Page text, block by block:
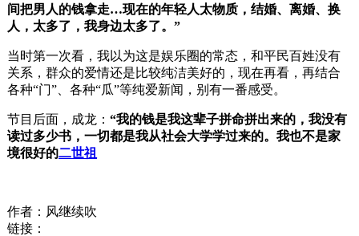
间把男人的钱拿走…现在的年轻人太物质，结婚、离婚、换
人，太多了，我身边太多了。”
当时第一次看，我以为这是娱乐圈的常态，和平民百姓没有
关系，群众的爱情还是比较纯洁美好的，现在再看，再结合
各种“门”、各种“瓜”等纯爱新闻，别有一番感受。
节目后面，成龙： “我的钱是我这辈子拼命拼出来的，我没有
读过多少书，一切都是我从社会大学学过来的。我也不是家
境很好的二世祖
作者：风继续吹
链接：